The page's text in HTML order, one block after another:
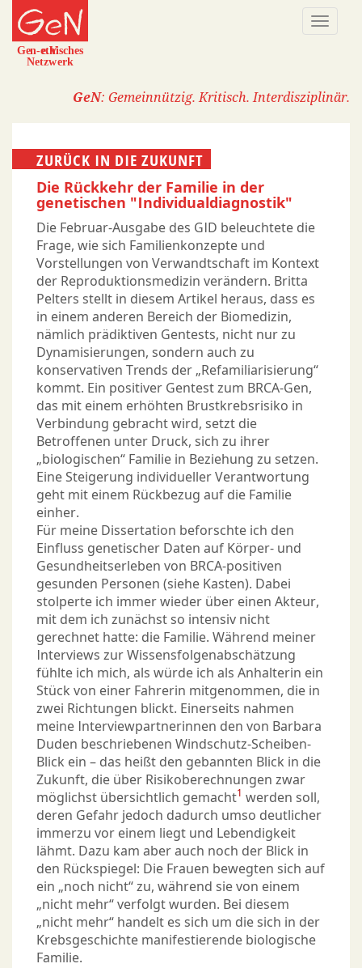
Direkt
zum
Inhalt
GeN: Gemeinnützig. Kritisch. Interdisziplinär.
ZURÜCK IN DIE ZUKUNFT
Die Rückkehr der Familie in der
genetischen "Individualdiagnostik"
Die Februar-Ausgabe des GID beleuchtete die
Frage, wie sich Familienkonzepte und
Vorstellungen von Verwandtschaft im Kontext
der Reproduktionsmedizin verändern. Britta
Pelters stellt in diesem Artikel heraus, dass es
in einem anderen Bereich der Biomedizin,
nämlich prädiktiven Gentests, nicht nur zu
Dynamisierungen, sondern auch zu
konservativen Trends der „Refamiliarisierung“
kommt. Ein positiver Gentest zum BRCA-Gen,
das mit einem erhöhten Brustkrebsrisiko in
Verbindung gebracht wird, setzt die
Betroffenen unter Druck, sich zu ihrer
„biologischen“ Familie in Beziehung zu setzen.
Eine Steigerung individueller Verantwortung
geht mit einem Rückbezug auf die Familie
einher.
Für meine Dissertation beforschte ich den
Einfluss genetischer Daten auf Körper- und
Gesundheitserleben von BRCA-positiven
gesunden Personen (siehe Kasten). Dabei
stolperte ich immer wieder über einen Akteur,
mit dem ich zunächst so intensiv nicht
gerechnet hatte: die Familie. Während meiner
Interviews zur Wissensfolgenabschätzung
fühlte ich mich, als würde ich als Anhalterin ein
Stück von einer Fahrerin mitgenommen, die in
zwei Richtungen blickt. Einerseits nahmen
meine Interviewpartnerinnen den von Barbara
Duden beschriebenen Windschutz-Scheiben-
Blick ein – das heißt den gebannten Blick in die
Zukunft, die über Risikoberechnungen zwar
möglichst übersichtlich gemacht1 werden soll,
deren Gefahr jedoch dadurch umso deutlicher
immerzu vor einem liegt und Lebendigkeit
lähmt. Dazu kam aber auch noch der Blick in
den Rückspiegel: Die Frauen bewegten sich auf
ein „noch nicht“ zu, während sie von einem
„nicht mehr“ verfolgt wurden. Bei diesem
„nicht mehr“ handelt es sich um die sich in der
Krebsgeschichte manifestierende biologische
Familie.